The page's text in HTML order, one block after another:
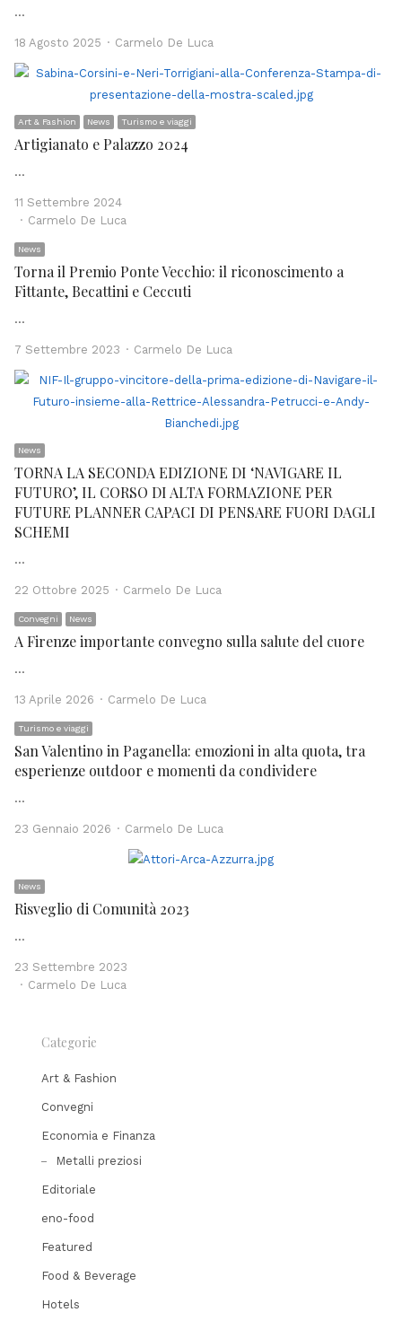
…
18 Agosto 2025 Author
Carmelo De Luca
Art & Fashion News Turismo e viaggi
Artigianato e Palazzo 2024
…
11 Settembre 2024
Author
Carmelo De Luca
News
Torna il Premio Ponte Vecchio: il riconoscimento a
Fittante, Becattini e Ceccuti
…
7 Settembre 2023 Author
Carmelo De Luca
News
TORNA LA SECONDA EDIZIONE DI ‘NAVIGARE IL
FUTURO’, IL CORSO DI ALTA FORMAZIONE PER
FUTURE PLANNER CAPACI DI PENSARE FUORI DAGLI
SCHEMI
…
22 Ottobre 2025 Author
Carmelo De Luca
Convegni News
A Firenze importante convegno sulla salute del cuore
…
13 Aprile 2026 Author
Carmelo De Luca
Turismo e viaggi
San Valentino in Paganella: emozioni in alta quota, tra
esperienze outdoor e momenti da condividere
…
23 Gennaio 2026 Author
Carmelo De Luca
News
Risveglio di Comunità 2023
…
23 Settembre 2023
Author
Carmelo De Luca
Categorie
Art & Fashion
Convegni
Economia e Finanza
Metalli preziosi
Editoriale
eno-food
Featured
Food & Beverage
Hotels